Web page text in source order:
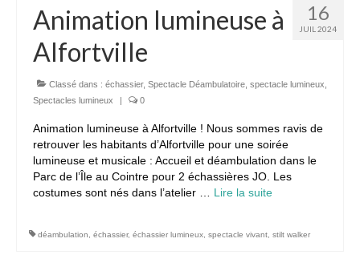
16
JUIL 2024
Animation lumineuse à
Alfortville
Classé dans : échassier, Spectacle Déambulatoire spectacle lumineux
Spectacles lumineux
| 0
Animation lumineuse à Alfortville ! Nous sommes ravis de
retrouver les habitants d’Alfortville pour une soirée
lumineuse et musicale : Accueil et déambulation dans le
Parc de l’Île au Cointre pour 2 échassières JO. Les
costumes sont nés dans l’atelier … Lire la suite­­
déambulation échassier, échassier lumineux spectacle vivant stilt walker